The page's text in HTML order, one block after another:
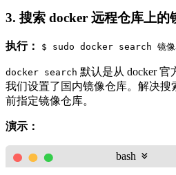
3. 搜索 docker 远程仓库上的
执行： $ sudo docker search 镜像
docker search 默认是从 docker
我们设置了国内镜像仓库。解决
前指定镜像仓库。
演示：
bash